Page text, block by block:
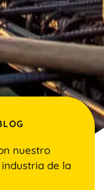
nuestro
de la